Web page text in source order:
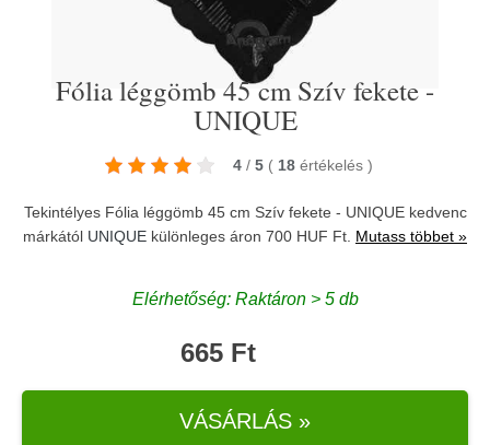
Fólia léggömb 45 cm Szív fekete -
UNIQUE
4 / 5 ( 18 értékelés )
Tekintélyes Fólia léggömb 45 cm Szív fekete - UNIQUE kedvenc
márkától UNIQUE különleges áron 700 HUF Ft. Mutass többet »
Elérhetőség: Raktáron > 5 db
665 Ft
VÁSÁRLÁS »